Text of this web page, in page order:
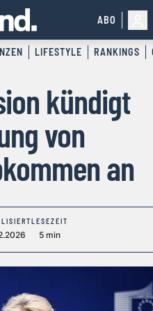
ABO
LIFESTYLE RANKINGS
kündigt
von
an
LESEZEIT
5 min